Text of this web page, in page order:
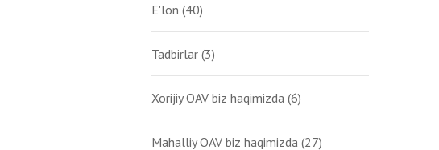
E'lon (40)
Tadbirlar (3)
Xorijiy OAV biz haqimizda (6)
Mahalliy OAV biz haqimizda (27)